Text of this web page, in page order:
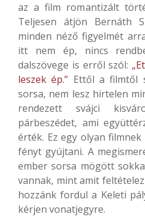
az a film romantizált
Teljesen átjön Bernáth
minden néző figyelmét
itt nem ép, nincs
dalszövege is erről szól:
leszek ép.” Ettől a filmtől
sorsa, nem lesz hirtelen
rendezett svájci
párbeszédet, ami
érték. Ez egy olyan
fényt gyújtani. A
ember sorsa mögött
vannak, mint amit
hozzánk fordul a Keleti
kérjen vonatjegyre.